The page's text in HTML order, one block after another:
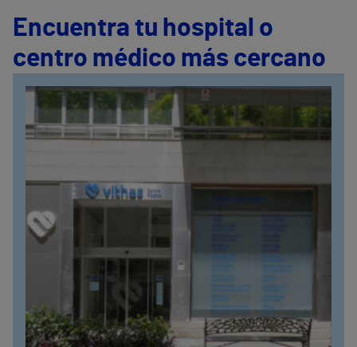
Encuentra tu hospital o
centro médico más cercano